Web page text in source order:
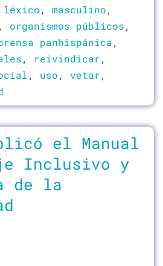
léxico, masculino,
, organismos públicos,
panhispánica,
, reivindicar,
, uso, vetar,
el Manual
Inclusivo y
de la